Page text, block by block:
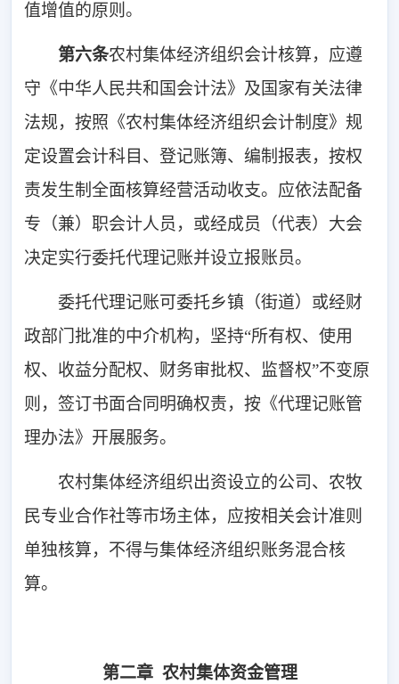
值增值的原则。
第六条农村集体经济组织会计核算，应遵
守《中华人民共和国会计法》及国家有关法律
法规，按照《农村集体经济组织会计制度》规
定设置会计科目、登记账簿、编制报表，按权
责发生制全面核算经营活动收支。应依法配备
专（兼）职会计人员，或经成员（代表）大会
决定实行委托代理记账并设立报账员。
委托代理记账可委托乡镇（街道）或经财
政部门批准的中介机构，坚持“所有权、使用
权、收益分配权、财务审批权、监督权”不变原
则，签订书面合同明确权责，按《代理记账管
理办法》开展服务。
农村集体经济组织出资设立的公司、农牧
民专业合作社等市场主体，应按相关会计准则
单独核算，不得与集体经济组织账务混合核
算。
第二章 农村集体资金管理